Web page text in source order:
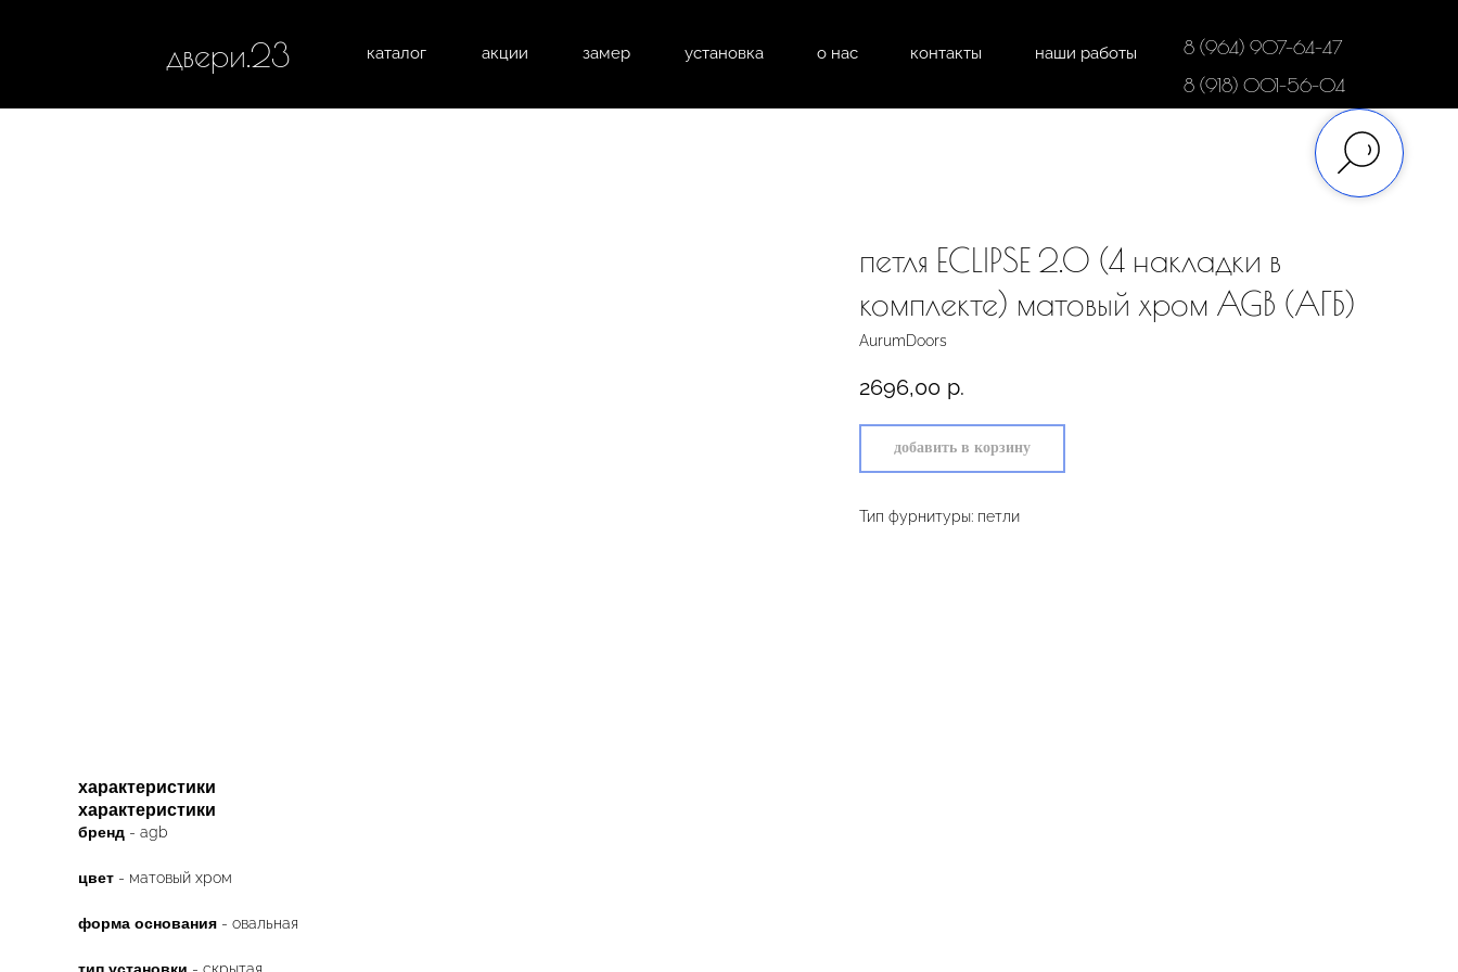
напольные покрытия
каталог контакты
о нас
установка
акции замер
двери.23
8 (918) 001-56-04
наши работы 8 (964) 907-64-47
петля ECLIPSE 2.0 (4 накладки в
комплекте) матовый хром AGB (АГБ)
AurumDoors
2696,00 р.
добавить в корзину
Тип фурнитуры: петли
характеристики
характеристики
бренд - agb
цвет - матовый хром
форма основания - овальная